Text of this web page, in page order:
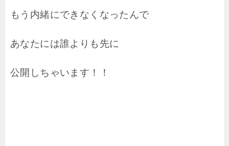
もう内緒にできなくなったんで
あなたには誰よりも先に
公開しちゃいます！！